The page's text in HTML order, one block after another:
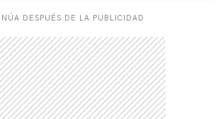
DESPUÉS DE LA PUBLICIDAD
CARREGANDO PUBLICIDADE